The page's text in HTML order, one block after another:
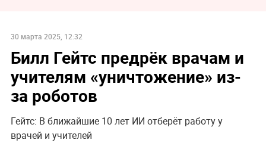
30 марта 2025, 12:32
Билл Гейтс предрёк врачам и
учителям «уничтожение» из-
за роботов
Гейтс: В ближайшие 10 лет ИИ отберёт работу у
врачей и учителей